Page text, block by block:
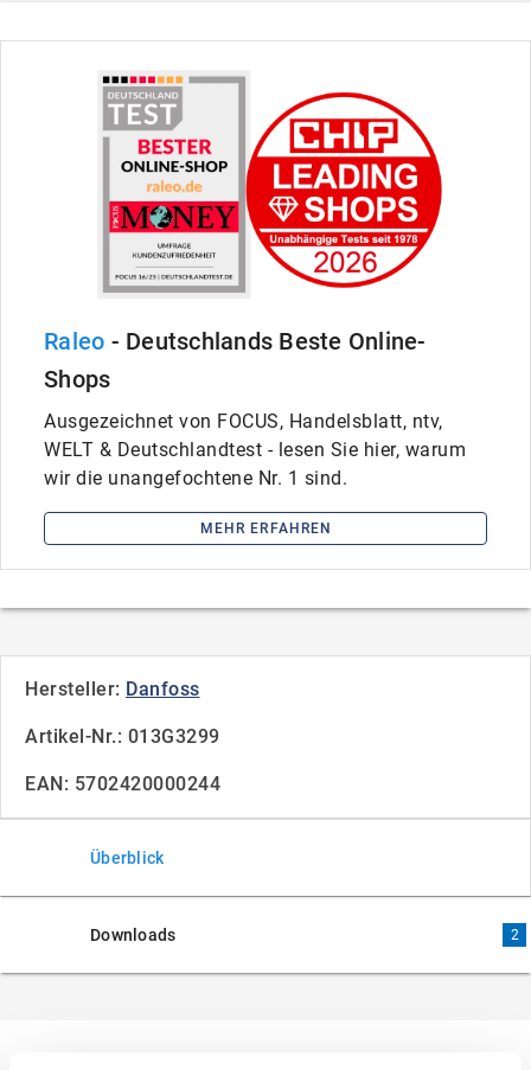
Raleo - Deutschlands Beste Online-
Shops
Ausgezeichnet von FOCUS, Handelsblatt, ntv,
WELT & Deutschlandtest - lesen Sie hier, warum
wir die unangefochtene Nr. 1 sind.
MEHR ERFAHREN
Hersteller: Danfoss
Artikel-Nr.: 013G3299
EAN: 5702420000244
Überblick
Downloads 2